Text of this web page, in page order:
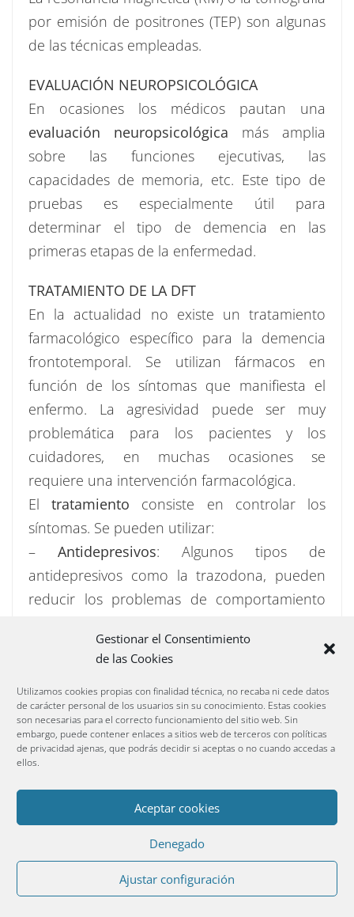
Gestionar el Consentimiento
de las Cookies
Utilizamos cookies propias con finalidad técnica, no recaba ni cede datos
de carácter personal de los usuarios sin su conocimiento. Estas cookies
son necesarias para el correcto funcionamiento del sitio web. Sin
embargo, puede contener enlaces a sitios web de terceros con políticas
de privacidad ajenas, que podrás decidir si aceptas o no cuando accedas a
ellos.
Aceptar cookies
Denegado
Ajustar configuración
por emisión de positrones (TEP) son algunas
de las técnicas empleadas.
EVALUACIÓN NEUROPSICOLÓGICA
En ocasiones los médicos pautan una
evaluación neuropsicológica más amplia
sobre las funciones ejecutivas, las
capacidades de memoria, etc. Este tipo de
pruebas es especialmente útil para
determinar el tipo de demencia en las
primeras etapas de la enfermedad.
TRATAMIENTO DE LA DFT
En la actualidad no existe un tratamiento
farmacológico específico para la demencia
frontotemporal. Se utilizan fármacos en
función de los síntomas que manifiesta el
enfermo. La agresividad puede ser muy
problemática para los pacientes y los
cuidadores, en muchas ocasiones se
requiere una intervención farmacológica.
Eltratamiento consiste en controlar los
síntomas. Se pueden utilizar:
– Antidepresivos: Algunos tipos de
antidepresivos como la trazodona, pueden
reducir los problemas de comportamiento
de la recaptación de la serotonina (ISRS),
han sido eficaces en algunas personas.
–Antipsicóticos: En ocasiones se usan
antipsicóticos como la olanzapina (zypresa) o
la quetiapina (seroquel) para combatir los
problemas de comportamiento que genera la
DFT. Sin embargo, estos medicamentos
deben usarse con precaución porque entre
sus efectos secundarios se incluye un mayor
riesgo de muerte en los pacientes con